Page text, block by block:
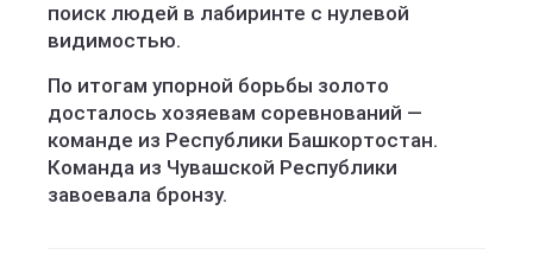
поиск людей в лабиринте с нулевой
видимостью.
По итогам упорной борьбы золото
досталось хозяевам соревнований —
команде из Республики Башкортостан.
Команда из Чувашской Республики
завоевала бронзу.